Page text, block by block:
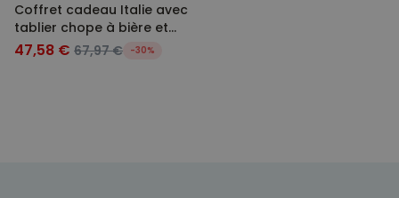
Coffret cadeau Italie avec
tablier chope à bière et
tasse à espresso
47,58 € 67,97 € -30%